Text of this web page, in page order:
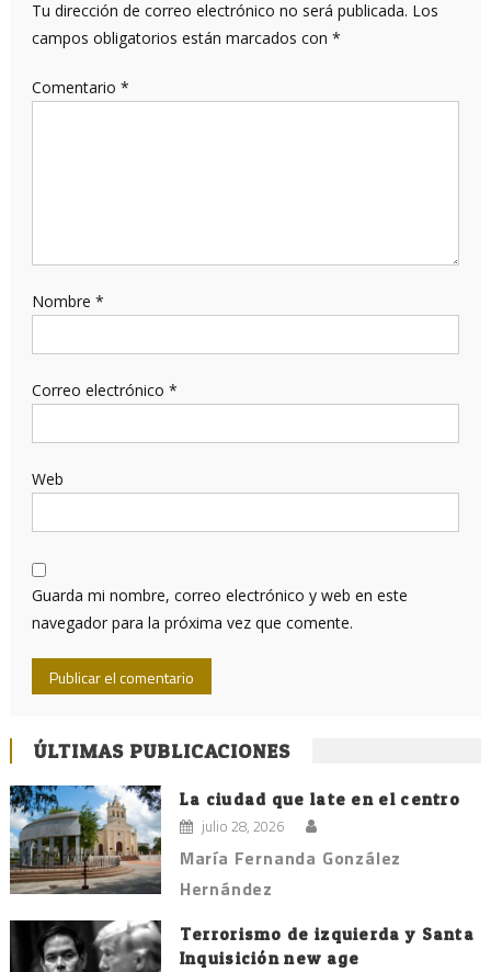
Tu dirección de correo electrónico no será publicada. Los
campos obligatorios están marcados con *
Comentario *
Nombre *
Correo electrónico *
Web
Guarda mi nombre, correo electrónico y web en este
navegador para la próxima vez que comente.
ÚLTIMAS PUBLICACIONES
La ciudad que late en el centro
julio 28, 2026
María Fernanda González
Hernández
Terrorismo de izquierda y Santa
Inquisición new age